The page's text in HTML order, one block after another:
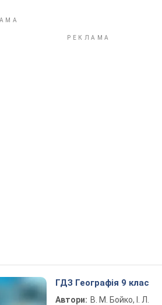
ГДЗ Географія 9 клас
Автори: В. М. Бойко, І. Л.